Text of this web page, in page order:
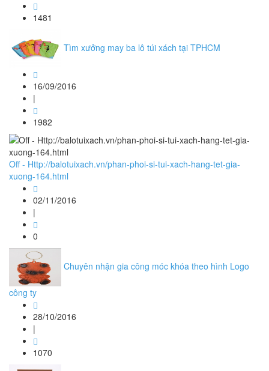
1481
Tìm xưởng may ba lô túi xách tại TPHCM
16/09/2016
|
1982
Off - Http://balotuixach.vn/phan-phoi-si-tui-xach-hang-tet-gia-
xuong-164.html
02/11/2016
|
0
Chuyên nhận gia công móc khóa theo hình Logo
công ty
28/10/2016
|
1070